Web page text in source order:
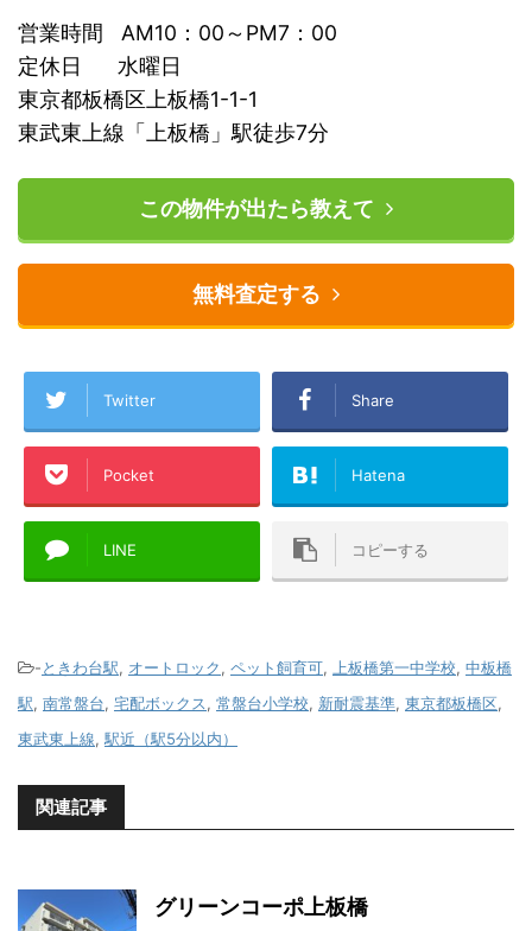
営業時間 AM10：00～PM7：00
定休日 水曜日
東京都板橋区上板橋1-1-1
東武東上線「上板橋」駅徒歩7分
この物件が出たら教えて
無料査定する
Twitter Share
Pocket Hatena
LINE コピーする
-ときわ台駅, オートロック, ペット飼育可, 上板橋第一中学校, 中板橋
駅, 南常盤台, 宅配ボックス, 常盤台小学校, 新耐震基準, 東京都板橋区,
東武東上線,駅近（駅5分以内）
関連記事
グリーンコーポ上板橋